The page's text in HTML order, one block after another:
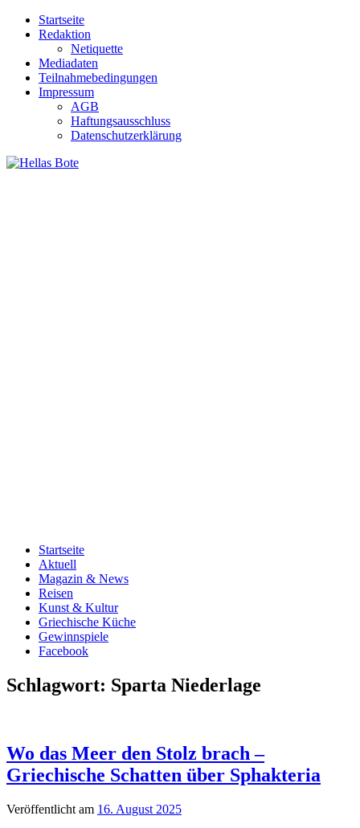
Zum
Inhalt
Startseite
Redaktion
Netiquette
Mediadaten
Teilnahmebedingungen
Impressum
AGB
Haftungsausschluss
Datenschutzerklärung
Startseite
Aktuell
Magazin & News
Reisen
Kunst & Kultur
Griechische Küche
Gewinnspiele
Facebook
Schlagwort: Sparta Niederlage
Wo das Meer den Stolz brach –
Griechische Schatten über Sphakteria
Veröffentlicht am 16. August 2025